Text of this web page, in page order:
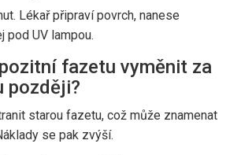
Lékař připraví povrch, nanese
pod UV lampou.
fazetu vyměnit za
později?
starou fazetu, což může znamenat
se pak zvýší.